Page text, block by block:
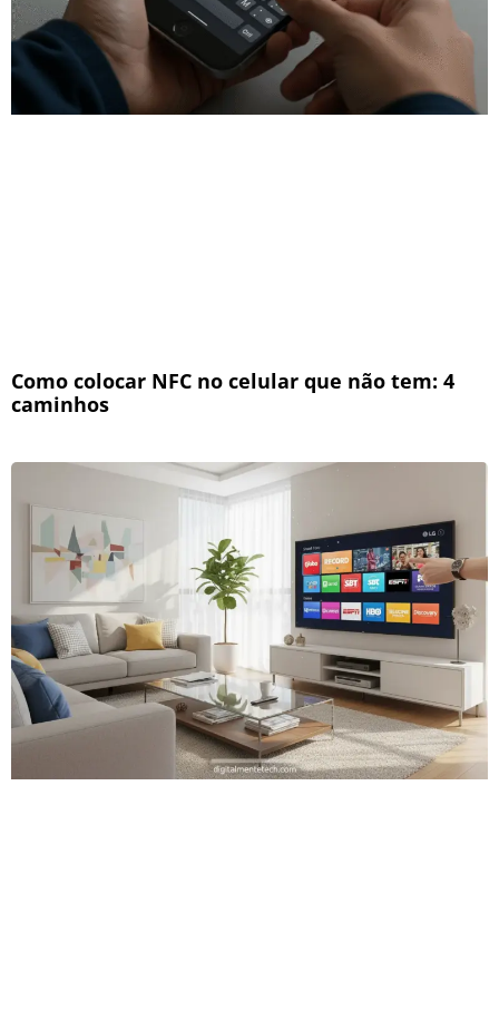
Como colocar NFC no celular que não tem: 4
caminhos